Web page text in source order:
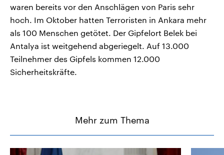
waren bereits vor den Anschlägen von Paris sehr
hoch. Im Oktober hatten Terroristen in Ankara mehr
als 100 Menschen getötet. Der Gipfelort Belek bei
Antalya ist weitgehend abgeriegelt. Auf 13.000
Teilnehmer des Gipfels kommen 12.000
Sicherheitskräfte.
Mehr zum Thema